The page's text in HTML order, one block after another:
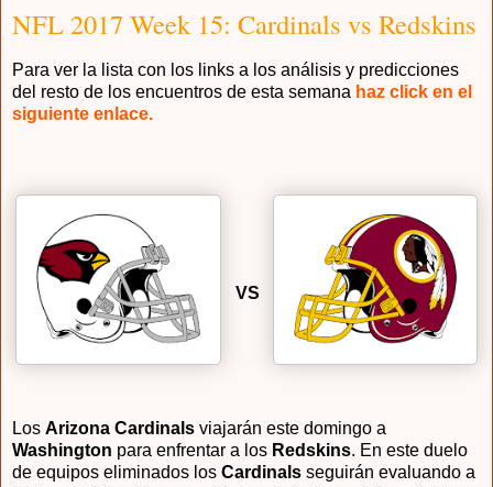
NFL 2017 Week 15: Cardinals vs Redskins
Para ver la lista con los links a los análisis y predicciones
del resto de los encuentros de esta semana haz click en el
siguiente enlace.
VS
Los Arizona Cardinals viajarán este domingo a
Washington para enfrentar a los Redskins. En este duelo
de equipos eliminados los Cardinals seguirán evaluando a